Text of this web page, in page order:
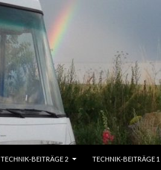
TECHNIK-BEITRÄGE 2 TECHNIK-BEITRÄGE 1